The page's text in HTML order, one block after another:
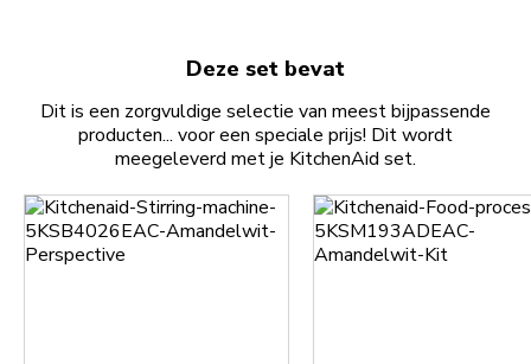
Deze set bevat
Dit is een zorgvuldige selectie van meest bijpassende
producten... voor een speciale prijs! Dit wordt
meegeleverd met je KitchenAid set.